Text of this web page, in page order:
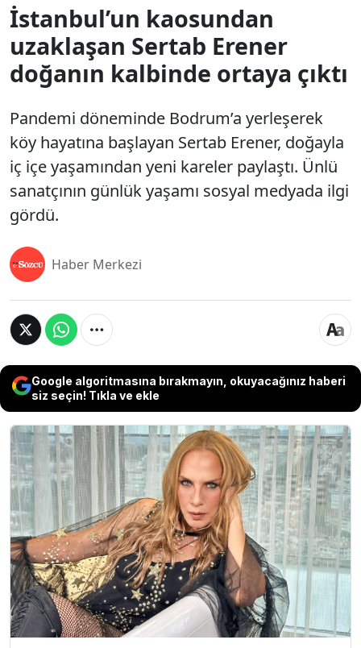
İstanbul’un kaosundan
uzaklaşan Sertab Erener
doğanın kalbinde ortaya çıktı
Pandemi döneminde Bodrum’a yerleşerek
köy hayatına başlayan Sertab Erener, doğayla
iç içe yaşamından yeni kareler paylaştı. Ünlü
sanatçının günlük yaşamı sosyal medyada ilgi
gördü.
Haber Merkezi
Google algoritmasına bırakmayın, okuyacağınız haberi
siz seçin! Tıkla ve ekle